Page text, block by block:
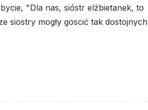
"Dla nas, sióstr elżbietanek, to
siostry mogły goscić tak dostojnych